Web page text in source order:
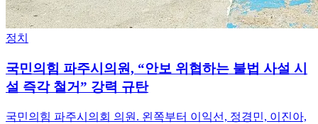
정치
국민의힘 파주시의원, “안보 위협하는 불법 사설 시
설 즉각 철거” 강력 규탄
국민의힘 파주시의회 의원. 왼쪽부터 이익선, 정경민, 이진아,